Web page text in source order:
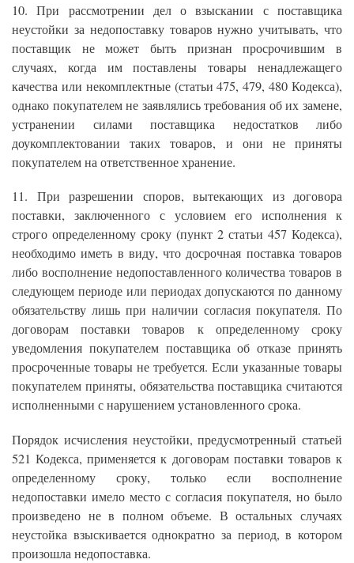
10. При рассмотрении дел о взыскании с поставщика
неустойки за недопоставку товаров нужно учитывать, что
поставщик не может быть признан просрочившим в
случаях, когда им поставлены товары ненадлежащего
качества или некомплектные (статьи 475, 479, 480 Кодекса),
однако покупателем не заявлялись требования об их замене,
устранении силами поставщика недостатков либо
доукомплектовании таких товаров, и они не приняты
покупателем на ответственное хранение.
11. При разрешении споров, вытекающих из договора
поставки, заключенного с условием его исполнения к
строго определенному сроку (пункт 2 статьи 457 Кодекса),
необходимо иметь в виду, что досрочная поставка товаров
либо восполнение недопоставленного количества товаров в
следующем периоде или периодах допускаются по данному
обязательству лишь при наличии согласия покупателя. По
договорам поставки товаров к определенному сроку
уведомления покупателем поставщика об отказе принять
просроченные товары не требуется. Если указанные товары
покупателем приняты, обязательства поставщика считаются
исполненными с нарушением установленного срока.
Порядок исчисления неустойки, предусмотренный статьей
521 Кодекса, применяется к договорам поставки товаров к
определенному сроку, только если восполнение
недопоставки имело место с согласия покупателя, но было
произведено не в полном объеме. В остальных случаях
неустойка взыскивается однократно за период, в котором
произошла недопоставка.